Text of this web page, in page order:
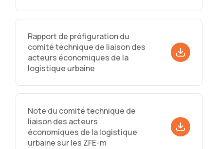
Rapport de préfiguration du
comité technique de liaison des
acteurs économiques de la
logistique urbaine
Note du comité technique de
liaison des acteurs
économiques de la logistique
urbaine sur les ZFE-m